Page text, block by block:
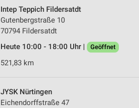
Intep Teppich Fildersatdt
Gutenbergstraße 10
70794 Fildersatdt
Heute 10:00 - 18:00 Uhr |
Geöffnet
521,83 km
JYSK Nürtingen
Eichendorffstraße 47